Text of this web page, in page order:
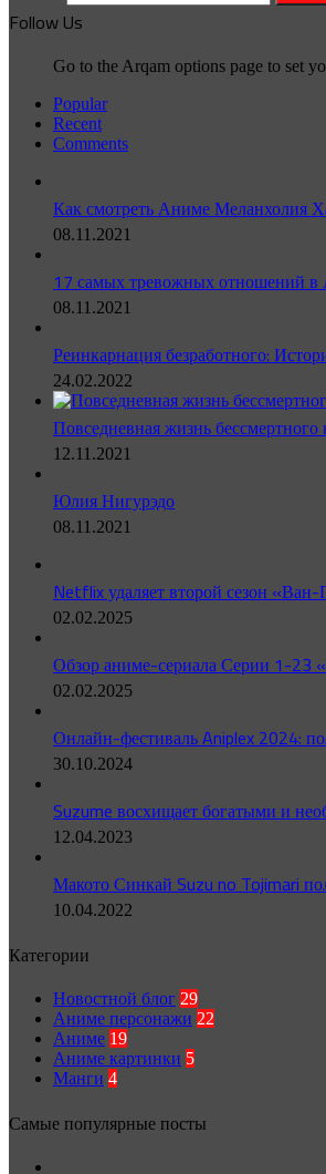
Follow Us
Go to the Arqam options page to set
Popular
Recent
Comments
Как смотреть Аниме Меланхолия
08.11.2021
17 самых тревожных отношений
08.11.2021
Реинкарнация безработного:
24.02.2022
Повседневная жизнь
12.11.2021
Юлия Нигурэдо
08.11.2021
Netflix удаляет второй сезон
02.02.2025
Обзор аниме-сериала Серии 1-23
02.02.2025
Онлайн-фестиваль Aniplex 2024:
30.10.2024
Suzume восхищает богатыми и
12.04.2023
Макото Синкай Suzu no Tojimari
10.04.2022
Категории
Новостной блог 29
Аниме персонажи 22
Аниме 19
Аниме картинки 5
Манги 4
Самые популярные посты